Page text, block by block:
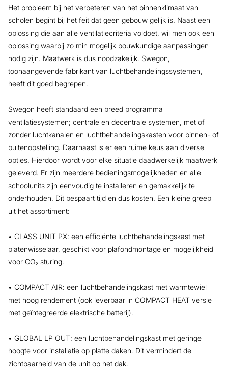
Het probleem bij het verbeteren van het binnenklimaat van
scholen begint bij het feit dat geen gebouw gelijk is. Naast een
oplossing die aan alle ventilatiecriteria voldoet, wil men ook een
oplossing waarbij zo min mogelijk bouwkundige aanpassingen
nodig zijn. Maatwerk is dus noodzakelijk. Swegon,
toonaangevende fabrikant van luchtbehandelingssystemen,
heeft dit goed begrepen.
Swegon heeft standaard een breed programma
ventilatiesystemen; centrale en decentrale systemen, met of
zonder luchtkanalen en luchtbehandelingskasten voor binnen- of
buitenopstelling. Daarnaast is er een ruime keus aan diverse
opties. Hierdoor wordt voor elke situatie daadwerkelijk maatwerk
geleverd. Er zijn meerdere bedieningsmogelijkheden en alle
schoolunits zijn eenvoudig te installeren en gemakkelijk te
onderhouden. Dit bespaart tijd en dus kosten. Een kleine greep
uit het assortiment:
• CLASS UNIT PX: een efficiënte luchtbehandelingskast met
platenwisselaar, geschikt voor plafondmontage en mogelijkheid
voor CO₂ sturing.
• COMPACT AIR: een luchtbehandelingskast met warmtewiel
met hoog rendement (ook leverbaar in COMPACT HEAT versie
met geïntegreerde elektrische batterij).
• GLOBAL LP OUT: een luchtbehandelingskast met geringe
hoogte voor installatie op platte daken. Dit vermindert de
zichtbaarheid van de unit op het dak.